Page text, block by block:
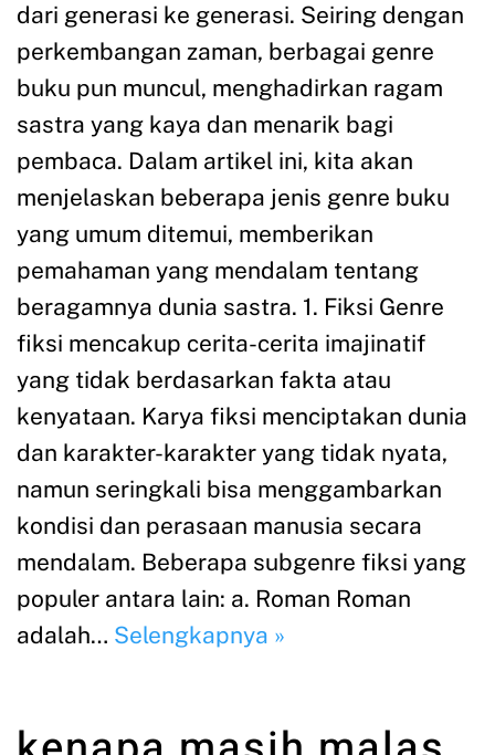
dari generasi ke generasi. Seiring dengan
perkembangan zaman, berbagai genre
buku pun muncul, menghadirkan ragam
sastra yang kaya dan menarik bagi
pembaca. Dalam artikel ini, kita akan
menjelaskan beberapa jenis genre buku
yang umum ditemui, memberikan
pemahaman yang mendalam tentang
beragamnya dunia sastra. 1. Fiksi Genre
fiksi mencakup cerita-cerita imajinatif
yang tidak berdasarkan fakta atau
kenyataan. Karya fiksi menciptakan dunia
dan karakter-karakter yang tidak nyata,
namun seringkali bisa menggambarkan
kondisi dan perasaan manusia secara
mendalam. Beberapa subgenre fiksi yang
populer antara lain: a. Roman Roman
adalah… Selengkapnya »